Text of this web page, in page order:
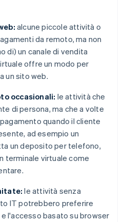
alcune piccole attività o
da remoto, ma non
di) un canale di vendita
offre un modo per
un sito web.
occasionali: le attività che
di persona, ma che a volte
quando il cliente
ad esempio un
un deposito per telefono,
terminale virtuale come
le attività senza
IT potrebbero preferire
l'accesso basato su browser